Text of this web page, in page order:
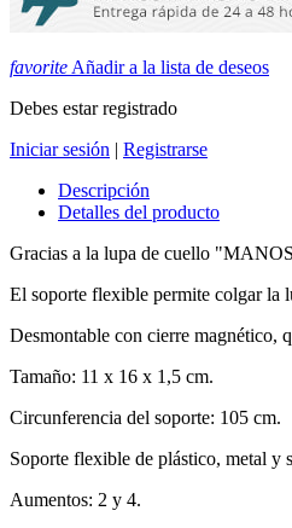
favorite Añadir a la lista de deseos
Debes estar registrado
Iniciar sesión | Registrarse
Descripción
Detalles del producto
Gracias a la lupa de cuello
El soporte flexible permite colgar la
Desmontable con cierre magnético,
Tamaño: 11 x 16 x 1,5 cm.
Circunferencia del soporte: 105 cm.
Soporte flexible de plástico, metal y
Aumentos: 2 y 4.